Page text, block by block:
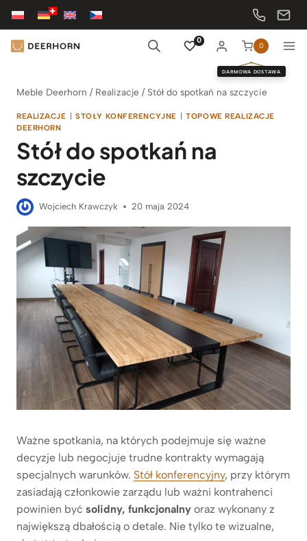
Przejdź
treści
0
0
DARMOWA DOSTAWA
Meble Deerhorn / Realizacje / Stół do spotkań na szczycie
REALIZACJE | STOŁY KONFERENCYJNE | TOPOWE REALIZACJE
DEERHORN
Stół do spotkań na
szczycie
Wojciech Krawczyk 20 maja 2024
Ważne spotkania, na których podejmuje się ważne
decyzje lub negocjuje trudne kontrakty wymagają
specjalnych warunków. Stół konferencyjny, przy którym
zasiadają członkowie zarządu lub ważni kontrahenci
powinien być solidny, funkcjonalny oraz wykonany z
największą dbałością o detale. Nie tylko te wizualne,